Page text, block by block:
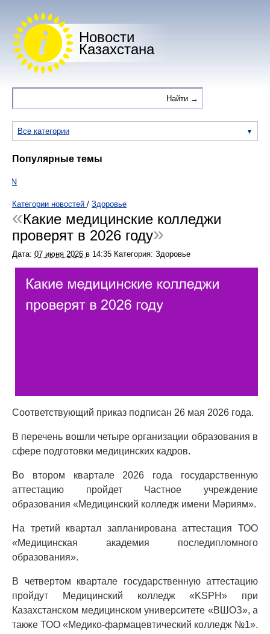
Новости
Казахстана
Все категории
Популярные темы
Категории новостей / Здоровье
Какие медицинские колледжи
проверят в 2026 году
Дата: 07 июня 2026 в 14:35 Категория: Здоровье
Соответствующий приказ подписан 26 мая 2026 года.
В перечень вошли четыре организации образования в
сфере подготовки медицинских кадров.
Во втором квартале 2026 года государственную
аттестацию пройдет Частное учреждение
образования «Медицинский колледж имени Мәриям».
На третий квартал запланирована аттестация ТОО
«Медицинская академия последипломного
образования».
В четвертом квартале государственную аттестацию
пройдут Медицинский колледж «KSPH» при
Казахстанском медицинском университете «ВШОЗ», а
также ТОО «Медико-фармацевтический колледж №1».